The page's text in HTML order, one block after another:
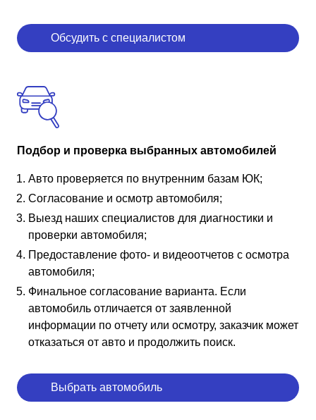
Обсудить с специалистом
Подбор и проверка выбранных автомобилей
Авто проверяется по внутренним базам ЮК;
Согласование и осмотр автомобиля;
Выезд наших специалистов для диагностики и
проверки автомобиля;
Предоставление фото- и видеоотчетов с осмотра
автомобиля;
Финальное согласование варианта. Если
автомобиль отличается от заявленной
информации по отчету или осмотру, заказчик может
отказаться от авто и продолжить поиск.
Выбрать автомобиль